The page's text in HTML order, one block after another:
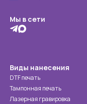
Мы в сети
Виды нанесения
DTF печать
Тампонная печать
Лазерная гравировка